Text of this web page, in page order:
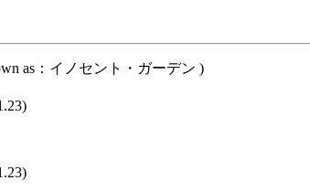
as：イノセント・ガーデン )